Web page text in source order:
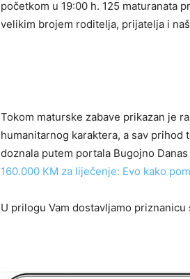
početkom u 19:00 h. 125 maturanata
velikim brojem roditelja, prijatelja i
Tokom maturske zabave prikazan je
humanitarnog karaktera, a sav
doznala putem portala Bugojno
160.000 KM za liječenje: Evo kako
U prilogu Vam dostavljamo priznanicu